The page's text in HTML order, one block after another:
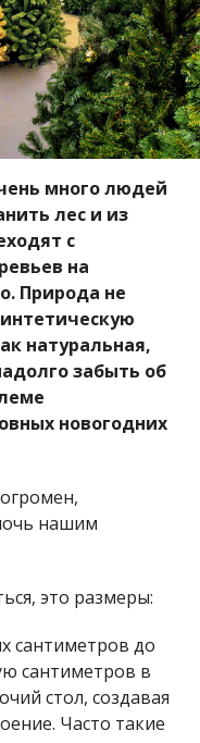
много людей
лес и из
с
на
Природа не
натуральная,
забыть об
новогодних
нашим
это размеры:
сантиметров до
сантиметров в
стол, создавая
Часто такие